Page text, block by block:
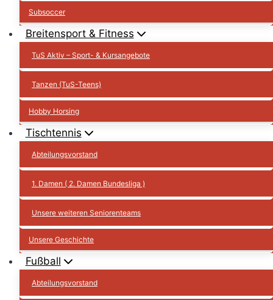
Subsoccer
Breitensport & Fitness
TuS Aktiv – Sport- & Kursangebote
Tanzen (TuS-Teens)
Hobby Horsing
Tischtennis
Abteilungsvorstand
1. Damen ( 2. Damen Bundesliga )
Unsere weiteren Seniorenteams
Unsere Geschichte
Fußball
Abteilungsvorstand